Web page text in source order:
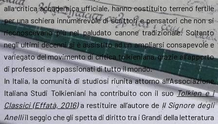
alla critica accademica ufficiale, hanno costituito terreno fertile
per una schiera innumerevole di scrittori e pensatori che non si
riconoscevano più nel paludato canone tradizionale. Soltanto
negli ultimi decenni si è assistito ad un ampliarsi consapevole e
variegato del movimento di critica tolkieniana, grazie all’apporto
di professori e appassionati di tutto il mondo.
In Italia, la comunità di studiosi riunita attorno all’Associazione
Italiana Studi Tolkieniani ha contribuito con il suoTolkien e i
Classici(Effatà, 2016)a restituire all’autore de Il Signore degli
Anelliil seggio che gli spetta di diritto tra i Grandi della letteratura